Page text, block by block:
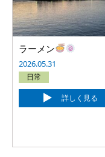
ラーメン
2026.05.31
日常
詳しく見る